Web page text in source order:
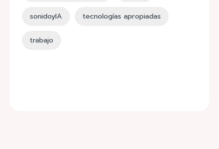
sonidoyIA tecnologías apropiadas
trabajo